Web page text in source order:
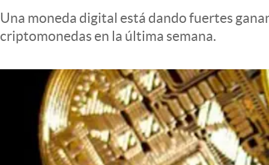
El Cronista Studio
Mediakit
Una moneda digital está dando fuertes
criptomonedas en la última semana.